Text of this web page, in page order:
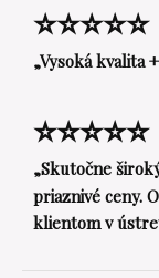
⭐⭐⭐⭐⭐
„Vysoká kvalita
⭐⭐⭐⭐⭐
„Skutočne
priaznivé ceny.
klientom v